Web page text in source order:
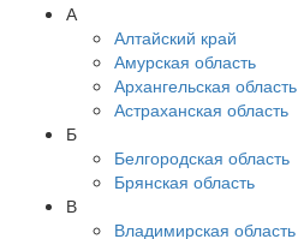
А
Алтайский край
Амурская область
Архангельская область
Астраханская область
Б
Белгородская область
Брянская область
В
Владимирская область